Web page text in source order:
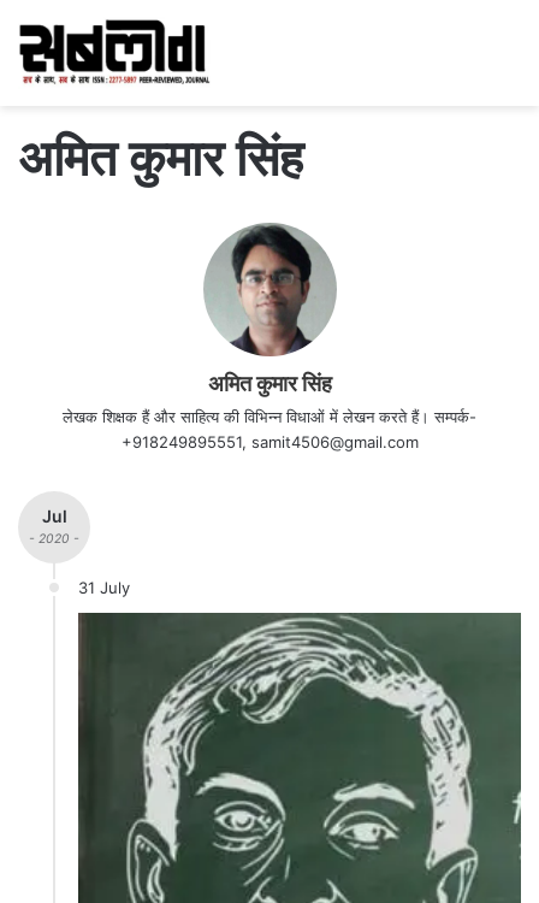
अमित कुमार सिंह
अमित कुमार सिंह
लेखक शिक्षक हैं और साहित्य की विभिन्न विधाओं में लेखन करते हैं। सम्पर्क-
+918249895551, samit4506@gmail.com
Jul
- 2020 -
31 July